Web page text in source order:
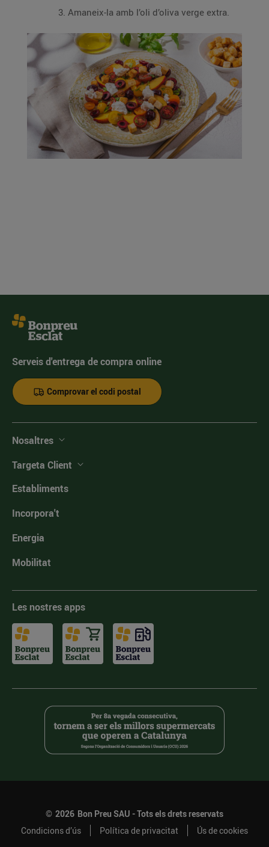
Amaneix-la amb l’oli d’oliva verge extra.
Serveis d'entrega de compra online
Comprovar el codi postal
Nosaltres
Targeta Client
Establiments
Incorpora't
Energia
Mobilitat
Les nostres apps
© 2026 Bon Preu SAU - Tots els drets reservats
Condicions d’ús
Política de privacitat Ús de cookies